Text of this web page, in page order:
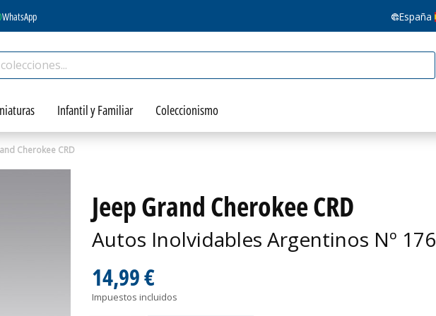
WhatsApp España
Infantil y Familiar Coleccionismo
Cherokee CRD
Jeep Grand Cherokee CRD
Autos Inolvidables Argentinos Nº 176
14,99 €
Impuestos incluidos